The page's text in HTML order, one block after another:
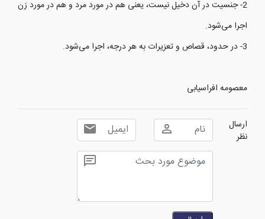
2- جنسیت در آن دخیل نیست، یعنی هم در مورد مرد و هم در مورد زن
اجرا می‌شود.
3- در حدود، قصاص و تعزیرات به هر درجه، اجرا می‌شود.
معصومه افراسیابی
ارسال
نظر